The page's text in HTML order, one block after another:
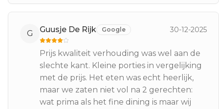
G Guusje De Rijk Google 30-12-2025
Prijs kwaliteit verhouding was wel aan de
slechte kant. Kleine porties in vergelijking
met de prijs. Het eten was echt heerlijk,
maar we zaten niet vol na 2 gerechten:
wat prima als het fine dining is maar wij